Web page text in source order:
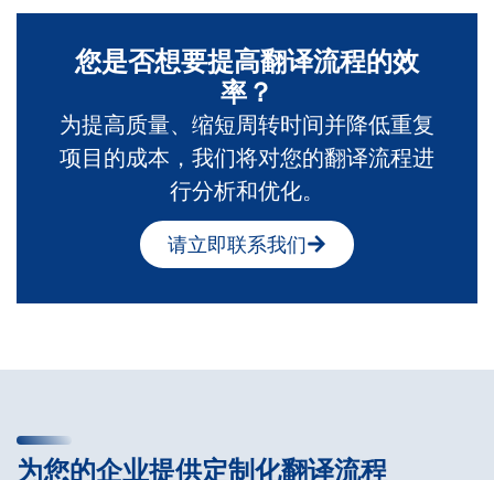
您是否想要提高翻译流程的效
率？
为提高质量、缩短周转时间并降低重复
项目的成本，我们将对您的翻译流程进
行分析和优化。
请立即联系我们
为您的企业提供定制化翻译流程